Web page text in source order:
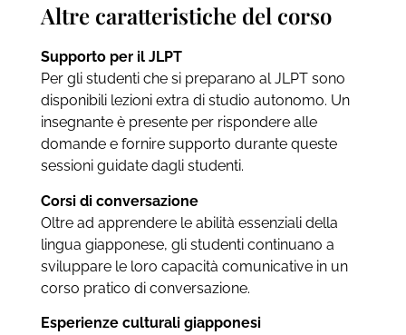
Altre caratteristiche del corso
Supporto per il JLPT
Per gli studenti che si preparano al JLPT sono
disponibili lezioni extra di studio autonomo. Un
insegnante è presente per rispondere alle
domande e fornire supporto durante queste
sessioni guidate dagli studenti.
Corsi di conversazione
Oltre ad apprendere le abilità essenziali della
lingua giapponese, gli studenti continuano a
sviluppare le loro capacità comunicative in un
corso pratico di conversazione.
Esperienze culturali giapponesi